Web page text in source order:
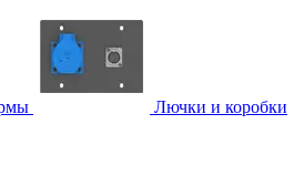
Лючки и коробки